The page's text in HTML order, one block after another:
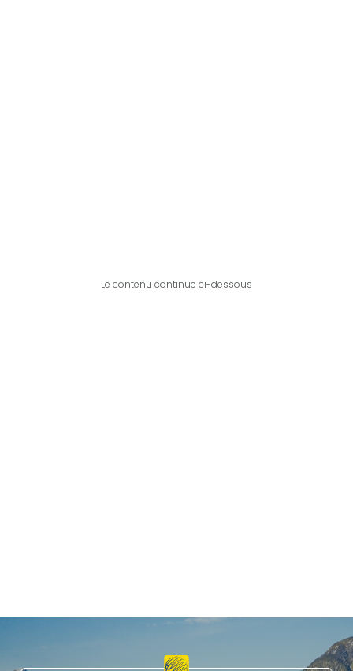
Le contenu continue ci-dessous